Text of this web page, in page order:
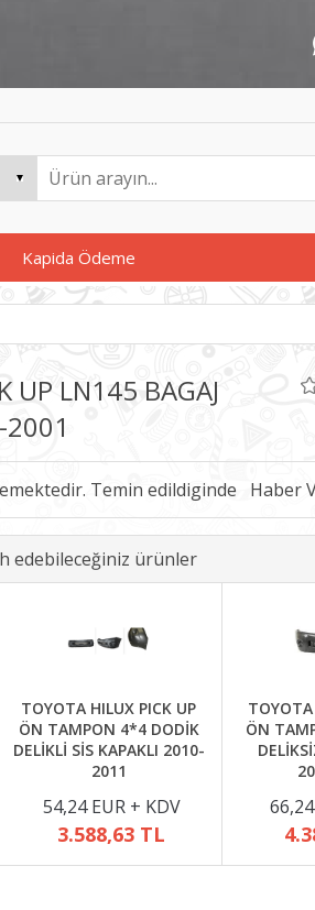
Kapida Ödeme
UP LN145 BAGAJ
2001
Temin edildiginde
edebileceğiniz ürünler
TOYOTA HILUX PICK UP
ÖN TAMPON 4*4 DODİK
DELİKLİ SİS KAPAKLI 2010-
2011
54,24 EUR + KDV
3.588,63 TL
ÖN